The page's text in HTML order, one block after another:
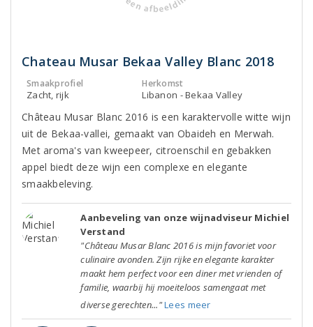
Chateau Musar Bekaa Valley Blanc 2018
Smaakprofiel
Zacht, rijk
Herkomst
Libanon - Bekaa Valley
Château Musar Blanc 2016 is een karaktervolle witte wijn
uit de Bekaa-vallei, gemaakt van Obaideh en Merwah.
Met aroma's van kweepeer, citroenschil en gebakken
appel biedt deze wijn een complexe en elegante
smaakbeleving.
Aanbeveling van onze wijnadviseur Michiel
Verstand
"Château Musar Blanc 2016 is mijn favoriet voor
culinaire avonden. Zijn rijke en elegante karakter
maakt hem perfect voor een diner met vrienden of
familie, waarbij hij moeiteloos samengaat met
diverse gerechten..."Lees meer